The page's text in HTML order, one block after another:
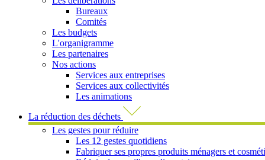
Bureaux
Comités
Les budgets
L'organigramme
Les partenaires
Nos actions
Services aux entreprises
Services aux collectivités
Les animations
La réduction des déchets
Les gestes pour réduire
Les 12 gestes quotidiens
Fabriquer ses propres produits ménagers et